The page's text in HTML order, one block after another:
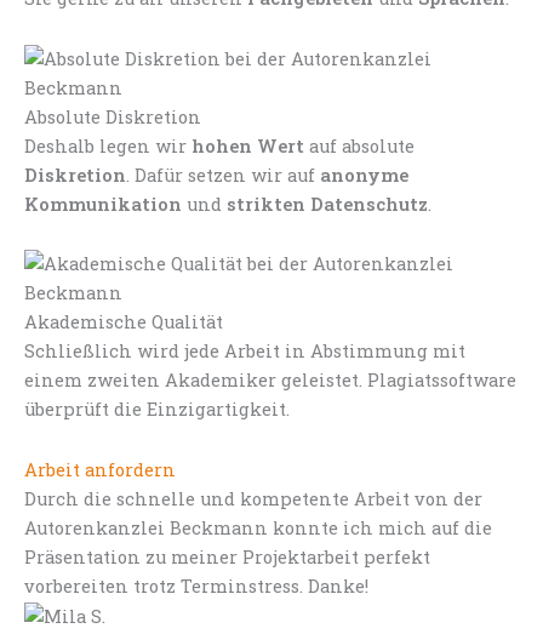
Absolute Diskretion
Deshalb legen wir hohen Wert auf absolute
Diskretion . Dafür setzen wir auf anonyme
Kommunikation und strikten Datenschutz
Akademische Qualität
Schließlich wird jede Arbeit in Abstimmung mit
einem zweiten Akademiker geleistet. Plagiatssoftware
überprüft die Einzigartigkeit.
Arbeit anfordern
Durch die schnelle und kompetente Arbeit von der
Autorenkanzlei Beckmann konnte ich mich auf die
Präsentation zu meiner Projektarbeit perfekt
vorbereiten trotz Terminstress. Danke!